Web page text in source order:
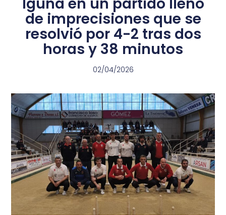
Iguña en un partido lleno
de imprecisiones que se
resolvió por 4-2 tras dos
horas y 38 minutos
02/04/2026